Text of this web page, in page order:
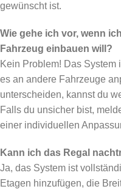
gewünscht ist.
Wie gehe ich vor, wenn
Fahrzeug einbauen will?
Kein Problem! Das System
es an andere Fahrzeuge
unterscheiden, kannst du
Falls du unsicher bist,
einer individuellen
Kann ich das Regal
Ja, das System ist
Etagen hinzufügen, die